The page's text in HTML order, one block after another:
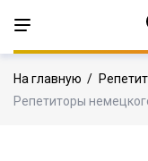
На главную /
Репетиторы